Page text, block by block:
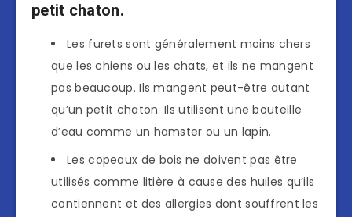
petit chaton.
Les furets sont généralement moins chers
que les chiens ou les chats, et ils ne mangent
pas beaucoup. Ils mangent peut-être autant
qu’un petit chaton. Ils utilisent une bouteille
d’eau comme un hamster ou un lapin.
Les copeaux de bois ne doivent pas être
utilisés comme litière à cause des huiles qu’ils
contiennent et des allergies dont souffrent les